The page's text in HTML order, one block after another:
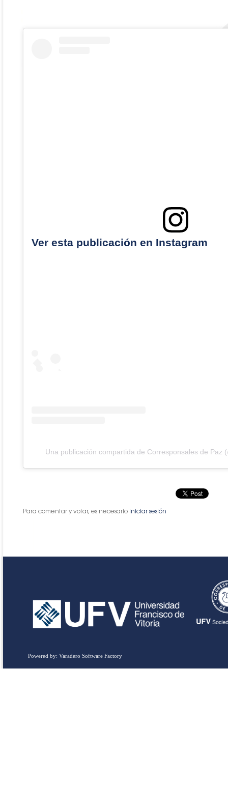
Ver esta publicación en Instagram
Una publicación compartida de Corresponsales de Paz
Para comentar y votar, es necesario iniciar sesión
Powered by: Varadero Software Factory